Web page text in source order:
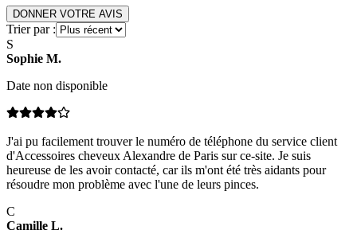
DONNER VOTRE AVIS
Trier par :
S
Sophie M.
Date non disponible
J'ai pu facilement trouver le numéro de téléphone du service client
d'Accessoires cheveux Alexandre de Paris sur ce-site. Je suis
heureuse de les avoir contacté, car ils m'ont été très aidants pour
résoudre mon problème avec l'une de leurs pinces.
C
Camille L.